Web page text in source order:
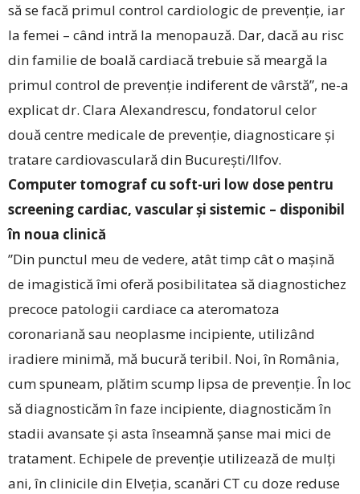
să se facă primul control cardiologic de prevenție, iar
la femei – când intră la menopauză. Dar, dacă au risc
din familie de boală cardiacă trebuie să meargă la
primul control de prevenție indiferent de vârstă”, ne-a
explicat dr. Clara Alexandrescu, fondatorul celor
două centre medicale de prevenție, diagnosticare și
tratare cardiovasculară din București/Ilfov.
Computer tomograf cu soft-uri low dose pentru
screening cardiac, vascular și sistemic – disponibil
în noua clinică
”Din punctul meu de vedere, atât timp cât o mașină
de imagistică îmi oferă posibilitatea să diagnostichez
precoce patologii cardiace ca ateromatoza
coronariană sau neoplasme incipiente, utilizând
iradiere minimă, mă bucură teribil. Noi, în România,
cum spuneam, plătim scump lipsa de prevenție. În loc
să diagnosticăm în faze incipiente, diagnosticăm în
stadii avansate și asta înseamnă șanse mai mici de
tratament. Echipele de prevenție utilizează de mulți
ani, în clinicile din Elveția, scanări CT cu doze reduse